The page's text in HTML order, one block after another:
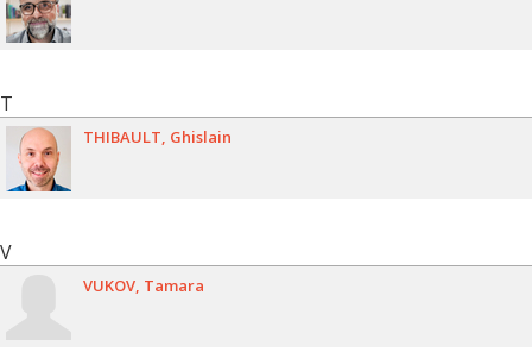
T
THIBAULT Ghislain
V
VUKOV Tamara